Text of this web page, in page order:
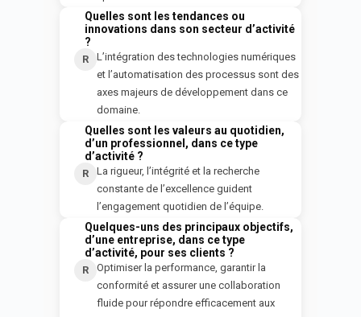
Quelles sont les tendances ou
innovations dans son secteur d’activité
?
R
L’intégration des technologies numériques
et l’automatisation des processus sont des
axes majeurs de développement dans ce
domaine.
Quelles sont les valeurs au quotidien,
d’un professionnel, dans ce type
d’activité ?
R
La rigueur, l’intégrité et la recherche
constante de l’excellence guident
l’engagement quotidien de l’équipe.
Quelques-uns des principaux objectifs,
d’une entreprise, dans ce type
d’activité, pour ses clients ?
R
Optimiser la performance, garantir la
conformité et assurer une collaboration
fluide pour répondre efficacement aux